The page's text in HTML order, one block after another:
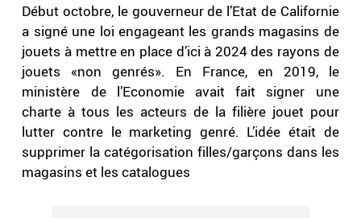
Début octobre, le gouverneur de l’Etat de Californie
a signé une loi engageant les grands magasins de
jouets à mettre en place d’ici à 2024 des rayons de
jouets «non genrés». En France, en 2019, le
ministère de l’Economie avait fait signer une
charte à tous les acteurs de la filière jouet pour
lutter contre le marketing genré. L’idée était de
supprimer la catégorisation filles/garçons dans les
magasins et les catalogues